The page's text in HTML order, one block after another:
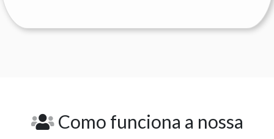
Como funciona a nossa